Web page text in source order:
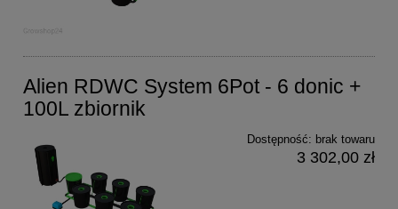
Alien RDWC System 6Pot - 6 donic +
100L zbiornik
Dostępność: brak towaru
3 302,00 zł